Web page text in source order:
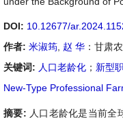
DOI: 10.12677/
作者: 米淑筠 赵 华 ：甘肃
关键词: 人口老龄化 ； 新型
New-Type Professional
摘要: 人口老龄化是当前全